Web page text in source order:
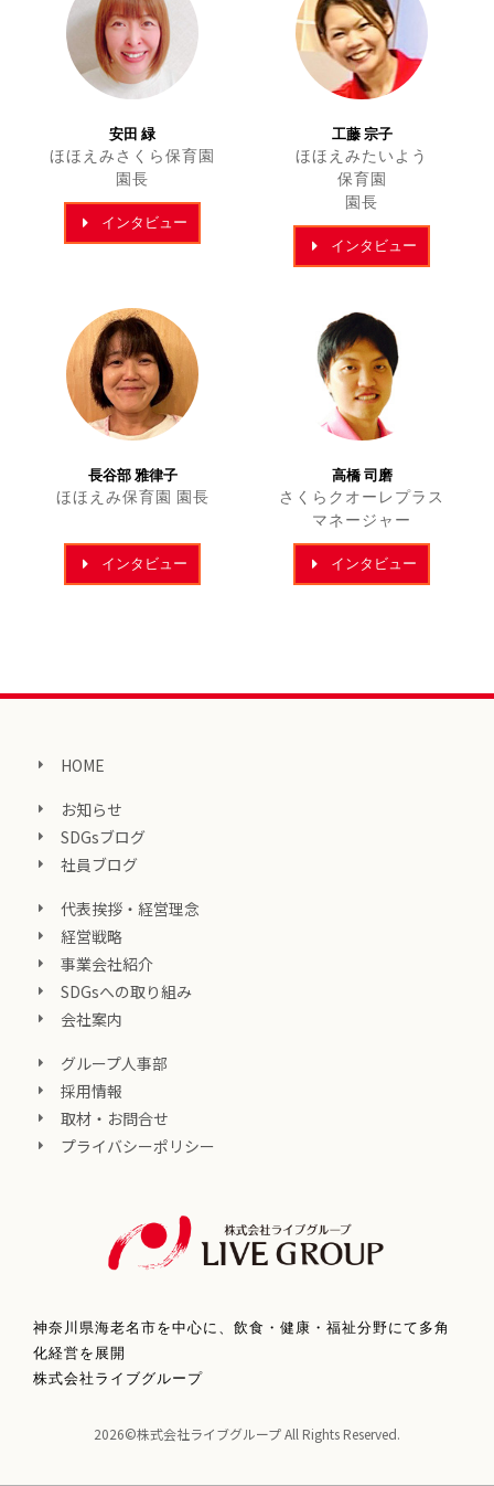
安田 緑
ほほえみさくら保育園
園長
インタビュー
工藤 宗子
ほほえみたいよう
保育園
園長
インタビュー
長谷部 雅律子
ほほえみ保育園 園長
インタビュー
高橋 司磨
さくらクオーレプラス
マネージャー
インタビュー
HOME
お知らせ
SDGsブログ
社員ブログ
代表挨拶・経営理念
経営戦略
事業会社紹介
SDGsへの取り組み
会社案内
グループ人事部
採用情報
取材・お問合せ
プライバシーポリシー
神奈川県海老名市を中心に、飲食・健康・福祉分野にて多角
化経営を展開
株式会社ライブグループ
2026©株式会社ライブグループ All Rights Reserved.